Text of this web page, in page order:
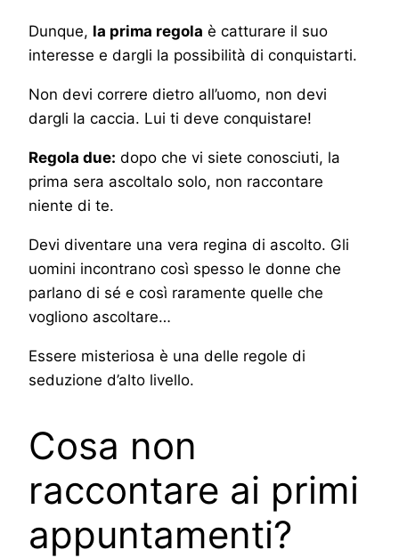
Dunque, la prima regola è catturare il suo
interesse e dargli la possibilità di conquistarti.
Non devi correre dietro all’uomo, non devi
dargli la caccia. Lui ti deve conquistare!
Regola due: dopo che vi siete conosciuti, la
prima sera ascoltalo solo, non raccontare
niente di te.
Devi diventare una vera regina di ascolto. Gli
uomini incontrano così spesso le donne che
parlano di sé e così raramente quelle che
vogliono ascoltare…
Essere misteriosa è una delle regole di
seduzione d’alto livello.
Cosa non
raccontare ai primi
appuntamenti?